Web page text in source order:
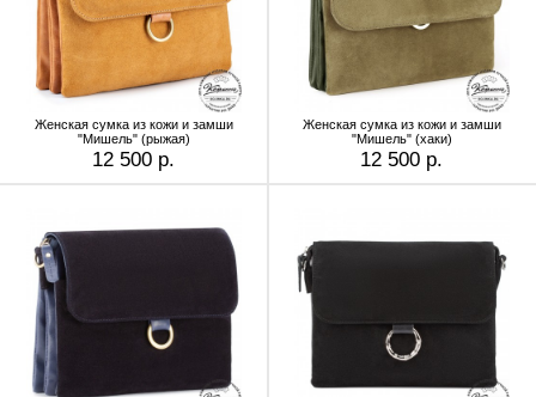
Женская сумка из кожи и замши
"Мишель" (рыжая)
12 500 р.
Женская сумка из кожи и замши
"Мишель" (хаки)
12 500 р.